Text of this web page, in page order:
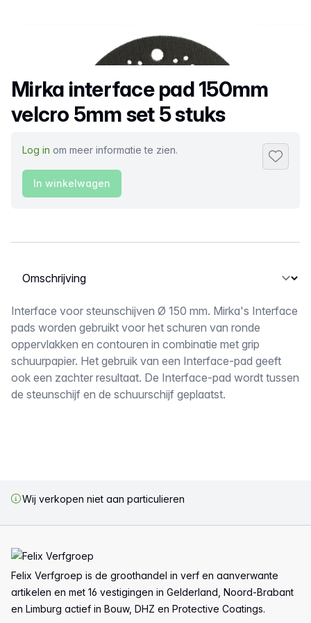
Productnaam
Mirka interface pad 150mm
velcro 5mm set 5 stuks
Log in om meer informatie te zien.
In winkelwagen
Selecteer een tabblad
Omschrijving
Interface voor steunschijven Ø 150 mm. Mirka's Interface
pads worden gebruikt voor het schuren van ronde
oppervlakken en contouren in combinatie met grip
schuurpapier. Het gebruik van een Interface-pad geeft
ook een zachter resultaat. De Interface-pad wordt tussen
de steunschijf en de schuurschijf geplaatst.
Wij verkopen niet aan particulieren
Felix Verfgroep is de groothandel in verf en aanverwante
artikelen en met 16 vestigingen in Gelderland, Noord-Brabant
en Limburg actief in Bouw, DHZ en Protective Coatings.